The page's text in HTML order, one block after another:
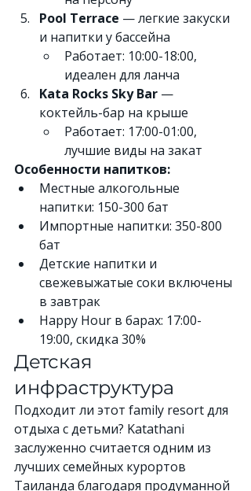
Pool Terrace — легкие закуски
и напитки у бассейна
Работает: 10:00-18:00,
идеален для ланча
Kata Rocks Sky Bar —
коктейль-бар на крыше
Работает: 17:00-01:00,
лучшие виды на закат
Особенности напитков:
Местные алкогольные
напитки: 150-300 бат
Импортные напитки: 350-800
бат
Детские напитки и
свежевыжатые соки включены
в завтрак
Happy Hour в барах: 17:00-
19:00, скидка 30%
Детская
инфраструктура
Подходит ли этот family resort для
отдыха с детьми? Katathani
заслуженно считается одним из
лучших семейных курортов
Таиланда благодаря продуманной